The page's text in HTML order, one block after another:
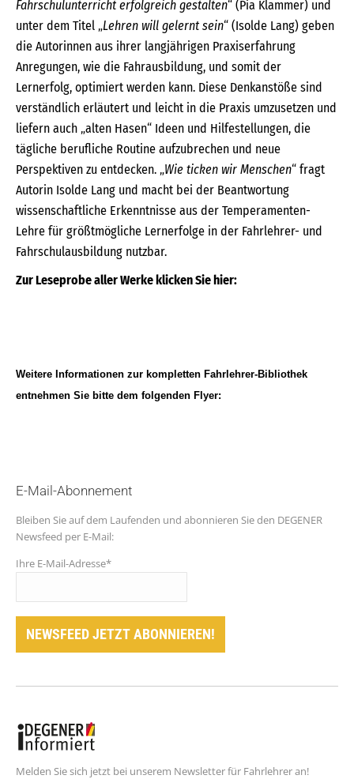
Fahrschulunterricht erfolgreich gestalten“ (Pia Klammer) und
unter dem Titel „Lehren will gelernt sein“ (Isolde Lang) geben
die Autorinnen aus ihrer langjährigen Praxiserfahrung
Anregungen, wie die Fahrausbildung, und somit der
Lernerfolg, optimiert werden kann. Diese Denkanstöße sind
verständlich erläutert und leicht in die Praxis umzusetzen und
liefern auch „alten Hasen“ Ideen und Hilfestellungen, die
tägliche berufliche Routine aufzubrechen und neue
Perspektiven zu entdecken. „Wie ticken wir Menschen“ fragt
Autorin Isolde Lang und macht bei der Beantwortung
wissenschaftliche Erkenntnisse aus der Temperamenten-
Lehre für größtmögliche Lernerfolge in der Fahrlehrer- und
Fahrschulausbildung nutzbar.
Zur Leseprobe aller Werke klicken Sie hier:
Weitere Informationen zur kompletten Fahrlehrer-Bibliothek
entnehmen Sie bitte dem folgenden Flyer:
E-Mail-Abonnement
Bleiben Sie auf dem Laufenden und abonnieren Sie den DEGENER
Newsfeed per E-Mail:
Ihre E-Mail-Adresse*
Melden Sie sich jetzt bei unserem Newsletter für Fahrlehrer an!